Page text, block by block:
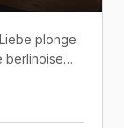
plonge
berlinoise